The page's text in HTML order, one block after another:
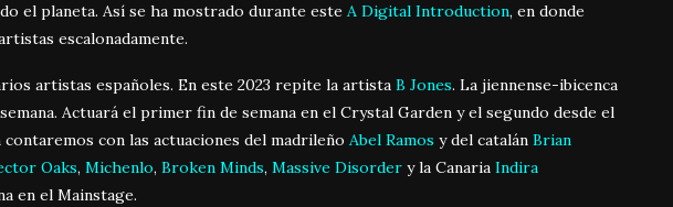
el planeta. Así se ha mostrado durante este A Digital Introduction, en donde
escalonadamente.
artistas españoles. En este 2023 repite la artista B Jones. La jiennense-ibicenca
Actuará el primer fin de semana en el Crystal Garden y el segundo desde el
con las actuaciones del madrileño Abel Ramos y del catalán Brian
Oaks, Michenlo, Broken Minds, Massive Disorder y la Canaria Indira
en el Mainstage.